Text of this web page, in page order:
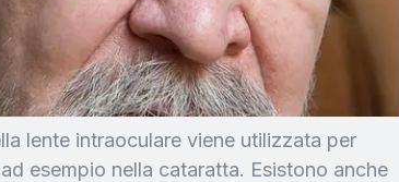
lente intraoculare viene utilizzata per
esempio nella cataratta. Esistono anche